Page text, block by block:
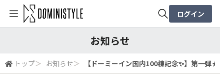
検索
ログイン
お知らせ
トップ＞ お知らせ＞ 【ドーミーイン国内100棟記念✨】第一